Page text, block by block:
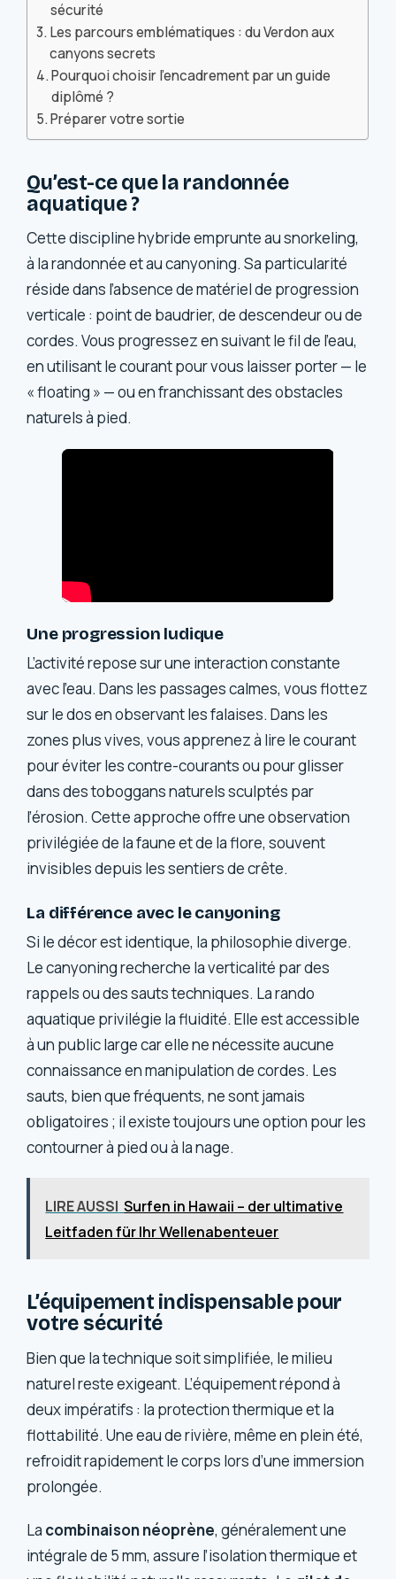
sécurité
Les parcours emblématiques : du Verdon aux
canyons secrets
Pourquoi choisir l’encadrement par un guide
diplômé ?
Préparer votre sortie
Qu’est-ce que la randonnée
aquatique ?
Cette discipline hybride emprunte au snorkeling,
à la randonnée et au canyoning. Sa particularité
réside dans l’absence de matériel de progression
verticale : point de baudrier, de descendeur ou de
cordes. Vous progressez en suivant le fil de l’eau,
en utilisant le courant pour vous laisser porter — le
« floating » — ou en franchissant des obstacles
naturels à pied.
Une progression ludique
L’activité repose sur une interaction constante
avec l’eau. Dans les passages calmes, vous flottez
sur le dos en observant les falaises. Dans les
zones plus vives, vous apprenez à lire le courant
pour éviter les contre-courants ou pour glisser
dans des toboggans naturels sculptés par
l’érosion. Cette approche offre une observation
privilégiée de la faune et de la flore, souvent
invisibles depuis les sentiers de crête.
La différence avec le canyoning
Si le décor est identique, la philosophie diverge.
Le canyoning recherche la verticalité par des
rappels ou des sauts techniques. La rando
aquatique privilégie la fluidité. Elle est accessible
à un public large car elle ne nécessite aucune
connaissance en manipulation de cordes. Les
sauts, bien que fréquents, ne sont jamais
obligatoires ; il existe toujours une option pour les
contourner à pied ou à la nage.
LIRE AUSSI Surfen in Hawaii – der ultimative
Leitfaden für Ihr Wellenabenteuer
L’équipement indispensable pour
votre sécurité
Bien que la technique soit simplifiée, le milieu
naturel reste exigeant. L’équipement répond à
deux impératifs : la protection thermique et la
flottabilité. Une eau de rivière, même en plein été,
refroidit rapidement le corps lors d’une immersion
prolongée.
La combinaison néoprène, généralement une
intégrale de 5 mm, assure l’isolation thermique et